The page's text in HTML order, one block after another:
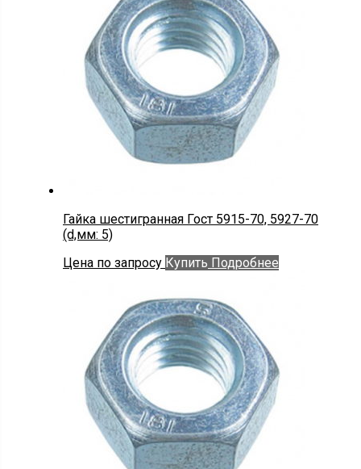
Гайка шестигранная Гост 5915-70, 5927-70
(d,мм: 5)
Цена по запросу Купить Подробнее